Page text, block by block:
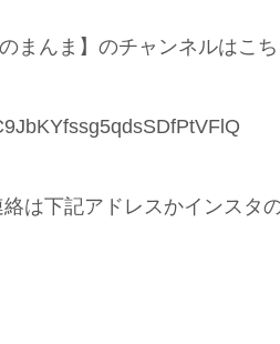
まんま】のチャンネルはこ
は下記アドレスかインスタ